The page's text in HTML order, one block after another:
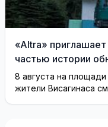
«Altra»
частью истории
8 августа на
жители Висагинаса